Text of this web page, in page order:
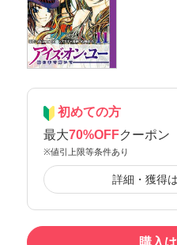
初めての方
最大70%OFFクーポン
※値引上限等条件あり
詳細・獲得
購入